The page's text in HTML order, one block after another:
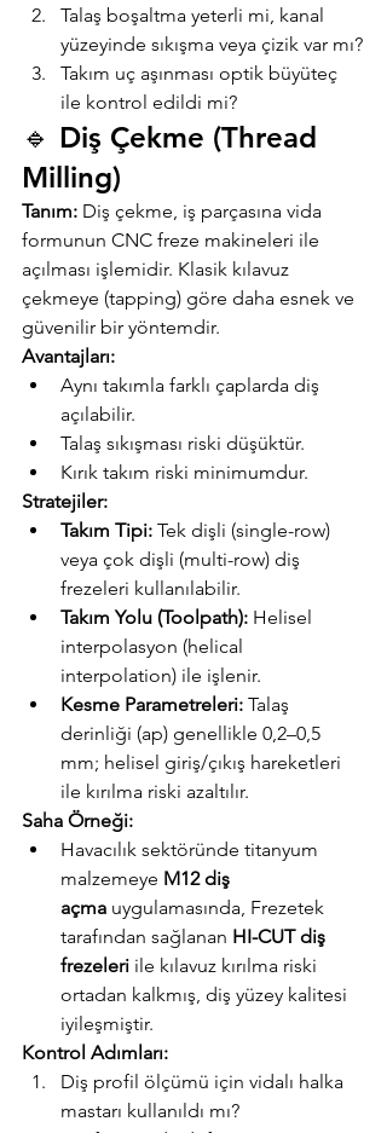
Talaş boşaltma yeterli mi, kanal
yüzeyinde sıkışma veya çizik var mı?
Takım uç aşınması optik büyüteç
ile kontrol edildi mi?
🔹 Diş Çekme (Thread
Milling)
Tanım: Diş çekme, iş parçasına vida
formunun CNC freze makineleri ile
açılması işlemidir. Klasik kılavuz
çekmeye (tapping) göre daha esnek ve
güvenilir bir yöntemdir.
Avantajları:
Aynı takımla farklı çaplarda diş
açılabilir.
Talaş sıkışması riski düşüktür.
Kırık takım riski minimumdur.
Stratejiler:
Takım Tipi: Tek dişli (single-row)
veya çok dişli (multi-row) diş
frezeleri kullanılabilir.
Takım Yolu (Toolpath): Helisel
interpolasyon (helical
interpolation) ile işlenir.
Kesme Parametreleri: Talaş
derinliği (ap) genellikle 0,2–0,5
mm; helisel giriş/çıkış hareketleri
ile kırılma riski azaltılır.
Saha Örneği:
Havacılık sektöründe titanyum
malzemeye M12 diş
açma uygulamasında, Frezetek
tarafından sağlanan HI-CUT diş
frezeleri ile kılavuz kırılma riski
ortadan kalkmış, diş yüzey kalitesi
iyileşmiştir.
Kontrol Adımları:
Diş profil ölçümü için vidalı halka
mastarı kullanıldı mı?